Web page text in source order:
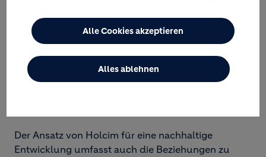
HOLCIM ETHIKKODEX
VERHALTENSKODEX FÜR
Der Ansatz von Holcim für eine nachhaltige
Entwicklung umfasst auch die Beziehungen zu
Alle Cookies akzeptieren
Alles ablehnen